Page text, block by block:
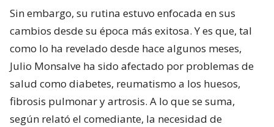
Sin embargo, su rutina estuvo enfocada en sus
cambios desde su época más exitosa. Y es que, tal
como lo ha revelado desde hace algunos meses,
Julio Monsalve ha sido afectado por problemas de
salud como diabetes, reumatismo a los huesos,
fibrosis pulmonar y artrosis. A lo que se suma,
según relató el comediante, la necesidad de